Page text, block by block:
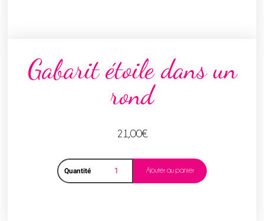
Gabarit étoile dans un
rond
21,00€
Quantité Ajouter au panier